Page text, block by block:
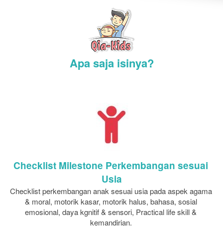
Apa saja isinya?
Checklist Milestone Perkembangan sesuai
Usia
Checklist perkembangan anak sesuai usia pada aspek agama
& moral, motorik kasar, motorik halus, bahasa, sosial
emosional, daya kgnitif & sensori, Practical life skill &
kemandirian.